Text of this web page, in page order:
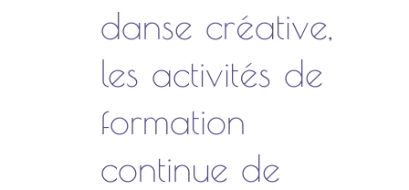
danse créative,
les activités de
formation
continue de